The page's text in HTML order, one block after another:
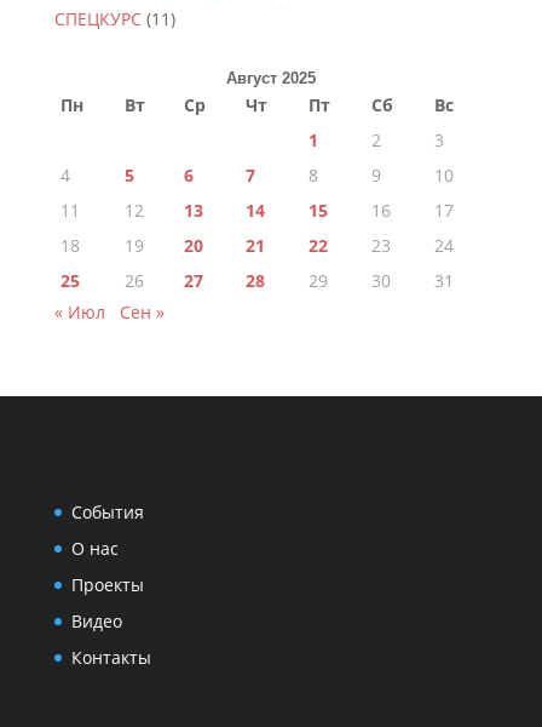
СПЕЦКУРС(11)
Август 2025
Пн Вт Ср Чт Пт Сб
Вс
1
2
3
4
5 6 7 8 9
10
11
12 13 14 15 16
17
18
19 20 21 22 23
24
25
26 27 28 29 30
31
« Июл
Сен »
События
О нас
Проекты
Видео
Контакты